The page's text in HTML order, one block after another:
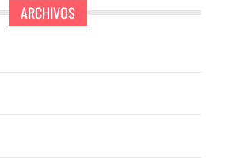
ARCHIVOS